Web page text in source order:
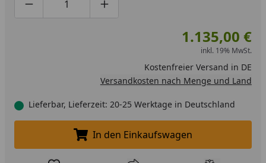
Produktmenge um eins verringern
Produktmenge manuell eingeben
Produktmenge um eins erhöhen
1.135,00 €
inkl. 19% MwSt.
Kostenfreier Versand in DE
Versandkosten nach Menge und Land
Lieferbar, Lieferzeit: 20-25 Werktage in Deutschland
In den Einkaufswagen legen
In den Einkaufswagen